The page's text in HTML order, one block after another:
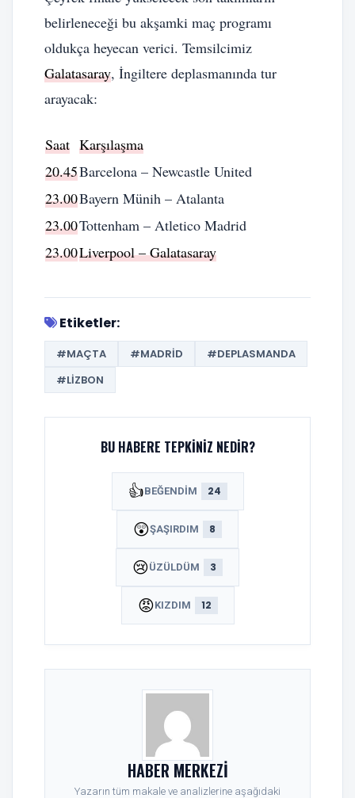
belirleneceği bu akşamki maç programı
oldukça heyecan verici. Temsilcimiz
Galatasaray, İngiltere deplasmanında tur
arayacak:
Saat Karşılaşma
20.45Barcelona – Newcastle United
23.00Bayern Münih – Atalanta
23.00Tottenham – Atletico Madrid
23.00Liverpool – Galatasaray
Etiketler:
#MAÇTA #MADRID
#DEPLASMANDA
#LIZBON
BU HABERE TEPKINIZ NEDIR?
👍BEĞENDIM 24
😲ŞAŞIRDIM 8
😢ÜZÜLDÜM 3
😡KIZDIM 12
HABER MERKEZI
Yazarın tüm makale ve analizlerine aşağıdaki